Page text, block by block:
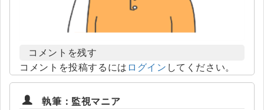
コメントを残す
コメントを投稿するには ログイン してください。
執筆：監視マニア